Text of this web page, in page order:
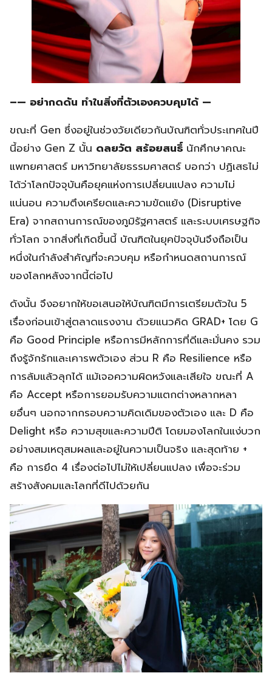
–— อย่ากดดัน ทำในสิ่งที่ตัวเองควบคุมได้ —
ขณะที่ Gen ซึ่งอยู่ในช่วงวัยเดียวกันบัณฑิตทั่วประเทศในปี
นี้อย่าง Gen Z นั้น ดลยวัต สร้อยสนธิ์ นักศึกษาคณะ
แพทยศาสตร์ มหาวิทยาลัยธรรมศาสตร์ บอกว่า ปฏิเสธไม่
ได้ว่าโลกปัจจุบันคือยุคแห่งการเปลี่ยนแปลง ความไม่
แน่นอน ความตึงเครียดและความขัดแย้ง (Disruptive
Era) จากสถานการณ์ของภูมิรัฐศาสตร์ และระบบเศรษฐกิจ
ทั่วโลก จากสิ่งที่เกิดขึ้นนี้ บัณฑิตในยุคปัจจุบันจึงถือเป็น
หนึ่งในกำลังสำคัญที่จะควบคุม หรือกำหนดสถานการณ์
ของโลกหลังจากนี้ต่อไป
ดังนั้น จึงอยากให้ขอเสนอให้บัณฑิตมีการเตรียมตัวใน 5
เรื่องก่อนเข้าสู่ตลาดแรงงาน ด้วยแนวคิด GRAD+ โดย G
คือ Good Principle หรือการมีหลักการที่ดีและมั่นคง รวม
ถึงรู้จักรักและเคารพตัวเอง ส่วน R คือ Resilience หรือ
การล้มแล้วลุกได้ แม้เจอความผิดหวังและเสียใจ ขณะที่ A
คือ Accept หรือการยอมรับความแตกต่างหลากหลา
ยอื่นๆ นอกจากกรอบความคิดเดิมของตัวเอง และ D คือ
Delight หรือ ความสุขและความปีติ โดยมองโลกในแง่บวก
อย่างสมเหตุสมผลและอยู่ในความเป็นจริง และสุดท้าย +
คือ การยึด 4 เรื่องต่อไปไม่ให้เปลี่ยนแปลง เพื่อจะร่วม
สร้างสังคมและโลกที่ดีไปด้วยกัน